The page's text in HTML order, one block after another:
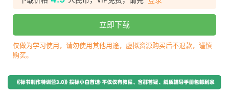
立即下载
仅做为学习使用，请勿使用其他用途，虚拟资源购买后不退款，谨慎
购买。